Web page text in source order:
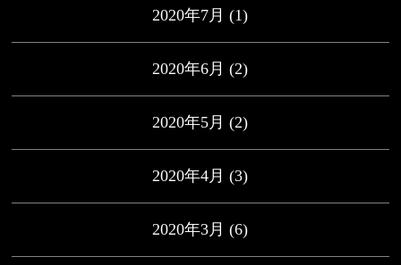
2020年7月 (1)
2020年6月 (2)
2020年5月 (2)
2020年4月 (3)
2020年3月 (6)